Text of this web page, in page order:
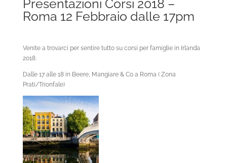
Presentazioni Corsi 2018 –
Roma 12 Febbraio dalle 17pm
Venite a trovarci per sentire tutto su corsi per famiglie in Irlanda
2018.
Dalle 17 alle 18 in Beere, Mangiare & Co a Roma ( Zona
Prati/Trionfale)